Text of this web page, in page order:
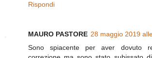
Rispondi
MAURO PASTORE 28 maggio 2019
Sono spiacente per aver dovuto